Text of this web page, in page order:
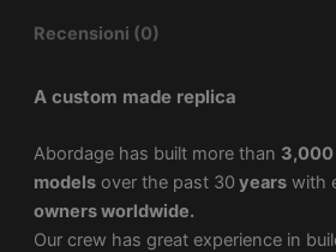
Recensioni (0)
A custom made replica
Abordage has built more than 3,000
modelsover the past 30 yearswith
owners worldwide.
Our crew has great experience in